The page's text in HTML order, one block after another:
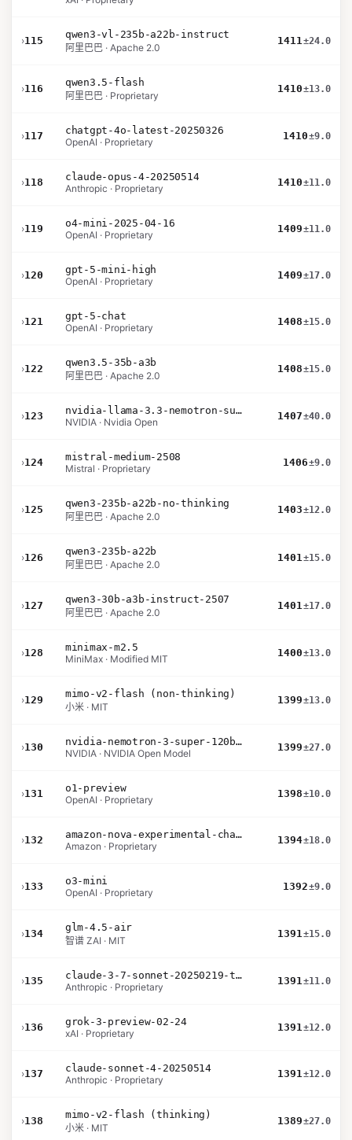
›115
qwen3-vl-235b-a22b-instruct
阿里巴巴 · Apache 2.0
1411±24.0
›116
qwen3.5-flash
阿里巴巴 · Proprietary
1410±13.0
›117
chatgpt-4o-latest-20250326
OpenAI · Proprietary
1410±9.0
›118
claude-opus-4-20250514
Anthropic · Proprietary
1410±11.0
›119
o4-mini-2025-04-16
OpenAI · Proprietary
1409±11.0
›120
gpt-5-mini-high
OpenAI · Proprietary
1409±17.0
›121
gpt-5-chat
OpenAI · Proprietary
1408±15.0
›122
qwen3.5-35b-a3b
阿里巴巴 · Apache 2.0
1408±15.0
›123
nvidia-llama-3.3-nemotron-super-49b-v1.5
NVIDIA · Nvidia Open
1407±40.0
›124
mistral-medium-2508
Mistral · Proprietary
1406±9.0
›125
qwen3-235b-a22b-no-thinking
阿里巴巴 · Apache 2.0
1403±12.0
›126
qwen3-235b-a22b
阿里巴巴 · Apache 2.0
1401±15.0
›127
qwen3-30b-a3b-instruct-2507
阿里巴巴 · Apache 2.0
1401±17.0
›128
minimax-m2.5
MiniMax · Modified MIT
1400±13.0
›129
mimo-v2-flash (non-thinking)
小米 · MIT
1399±13.0
›130
nvidia-nemotron-3-super-120b-a12b
NVIDIA · NVIDIA Open Model
1399±27.0
›131
o1-preview
OpenAI · Proprietary
1398±10.0
›132
amazon-nova-experimental-chat-11-10
Amazon · Proprietary
1394±18.0
›133
o3-mini
OpenAI · Proprietary
1392±9.0
›134
glm-4.5-air
智谱 ZAI · MIT
1391±15.0
›135
claude-3-7-sonnet-20250219-thinking-32k
Anthropic · Proprietary
1391±11.0
›136
grok-3-preview-02-24
xAI · Proprietary
1391±12.0
›137
claude-sonnet-4-20250514
Anthropic · Proprietary
1391±12.0
›138
mimo-v2-flash (thinking)
小米 · MIT
1389±27.0